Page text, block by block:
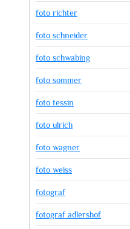
foto richter
foto schneider
foto schwabing
foto sommer
foto tessin
foto ulrich
foto wagner
foto weiss
fotograf
fotograf adlershof